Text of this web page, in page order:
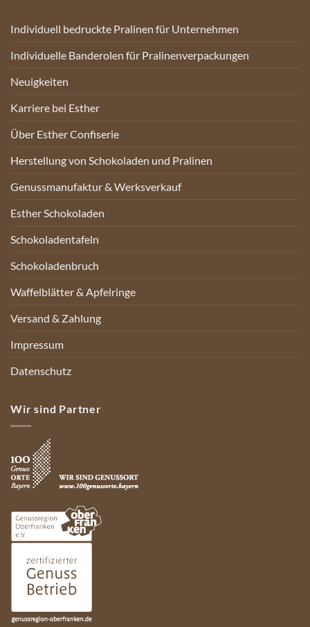
Individuell bedruckte Pralinen für Unternehmen
Individuelle Banderolen für Pralinenverpackungen
Neuigkeiten
Karriere bei Esther
Über Esther Confiserie
Herstellung von Schokoladen und Pralinen
Genussmanufaktur & Werksverkauf
Esther Schokoladen
Schokoladentafeln
Schokoladenbruch
Waffelblätter & Apfelringe
Versand & Zahlung
Impressum
Datenschutz
Wir sind Partner